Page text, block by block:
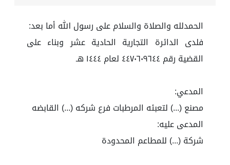
الحمدلله والصلاة والسلام على رسول الله أما بعد:
فلدى الدائرة التجارية الحادية عشر وبناء على
القضية رقم ٤٤٧٠٦٠٩٦٤٤ لعام ١٤٤٤ هـ
المدعي:
مصنع (...) لتعبئه المرطبات فرع شركه (...) القابضه
المدعى عليه:
شركة (...) للمطاعم المحدودة